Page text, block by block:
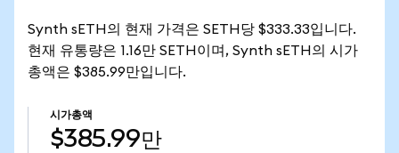
Synth sETH의 현재 가격은 SETH당 $333.33입니다.
현재 유통량은 1.16만 SETH이며, Synth sETH의 시가
총액은 $385.99만입니다.
시가총액
$385.99만